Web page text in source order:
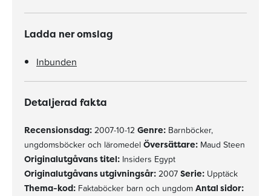
Ladda ner omslag
Inbunden
Detaljerad fakta
Recensionsdag: 2007-10-12 Genre: Barnböcker,
ungdomsböcker och läromedel Översättare: Maud Steen
Originalutgåvans titel: Insiders Egypt
Originalutgåvans utgivningsår: 2007 Serie: Upptäck
Thema-kod: Faktaböcker barn och ungdom Antal sidor: